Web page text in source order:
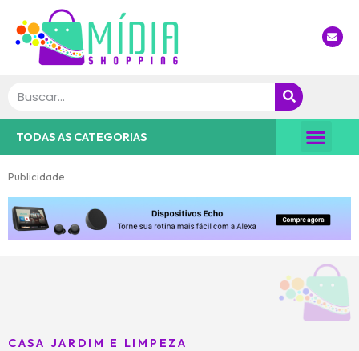
TODAS AS CATEGORIAS
Publicidade
CASA JARDIM E LIMPEZA